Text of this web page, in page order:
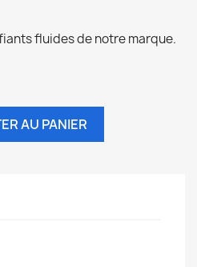
fluides de notre marque.
AU PANIER